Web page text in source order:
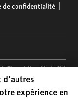
de confidentialité
Floor | New York,NY
registered in the US
d'autres
expérience en